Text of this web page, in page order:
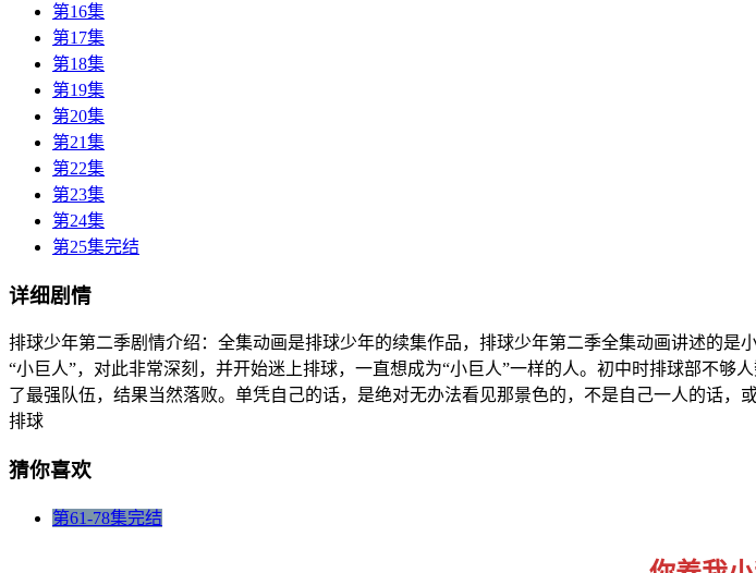
第16集
第17集
第18集
第19集
第20集
第21集
第22集
第23集
第24集
第25集完结
详细剧情
排球少年第二季剧情介绍：全集动画是排球少年的续集作品，排球少年第二季全集动画讲述的
“小巨人”，对此非常深刻，并开始迷上排球，一直想成为“小巨人”一样的人。初中时排球部不
了最强队伍，结果当然落败。单凭自己的话，是绝对无办法看见那景色的，不是自己一人的话
排球
猜你喜欢
第61-78集完结